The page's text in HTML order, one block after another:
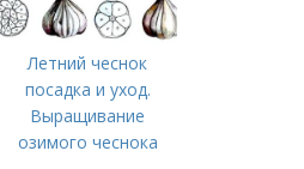
Летний чеснок
посадка и уход.
Выращивание
озимого чеснока